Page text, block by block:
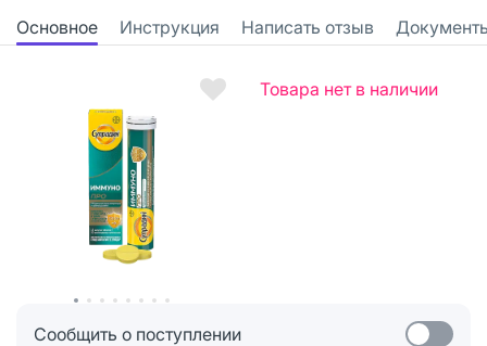
Основное Инструкция Написать отзыв
Товара нет в наличии
Сообщить о поступлении